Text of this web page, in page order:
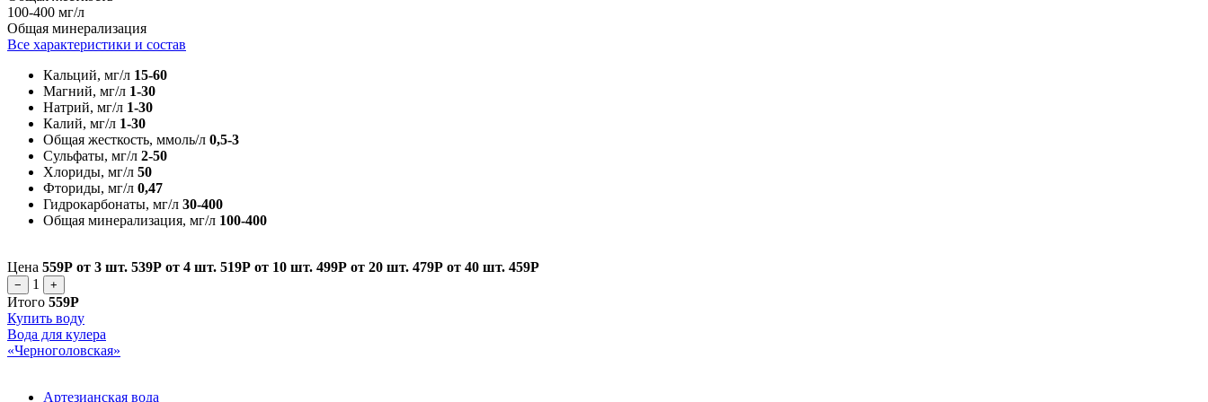
100-400 мг/л
Общая минерализация
Все характеристики и состав
Кальций, мг/л 15-60
Магний, мг/л 1-30
Натрий, мг/л 1-30
Калий, мг/л 1-30
Общая жесткость, ммоль/л 0,5-3
Сульфаты, мг/л 2-50
Хлориды, мг/л 50
Фториды, мг/л 0,47
Гидрокарбонаты, мг/л 30-400
Общая минерализация, мг/л 100-400
Цена 559Р от 3 шт. 539Р от 4 шт. 519Р от 10 шт. 499Р от 20 шт. 479Р от 40 шт. 459Р
− 1 +
Итого 559Р
Купить воду
Вода для кулера
«Черноголовская»
Артезианская вода